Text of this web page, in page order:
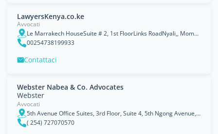
LawyersKenya.co.ke
Avvocati
Le Marrakech HouseSuite # 2, 1st FloorLinks RoadNyali,, Mombasa
00254738199933
Contattaci
Webster Nabea & Co. Advocates
Webster
Avvocati
5th Avenue Office Suites, 3rd Floor, Suite 4, 5th Ngong Avenue, Upperhill. P.O. Box 4215 -00100, Nairobi
( 254) 727070570